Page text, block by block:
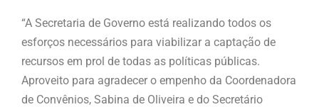
“A Secretaria de Governo está realizando todos os
esforços necessários para viabilizar a captação de
recursos em prol de todas as políticas públicas.
Aproveito para agradecer o empenho da Coordenadora
de Convênios, Sabina de Oliveira e do Secretário